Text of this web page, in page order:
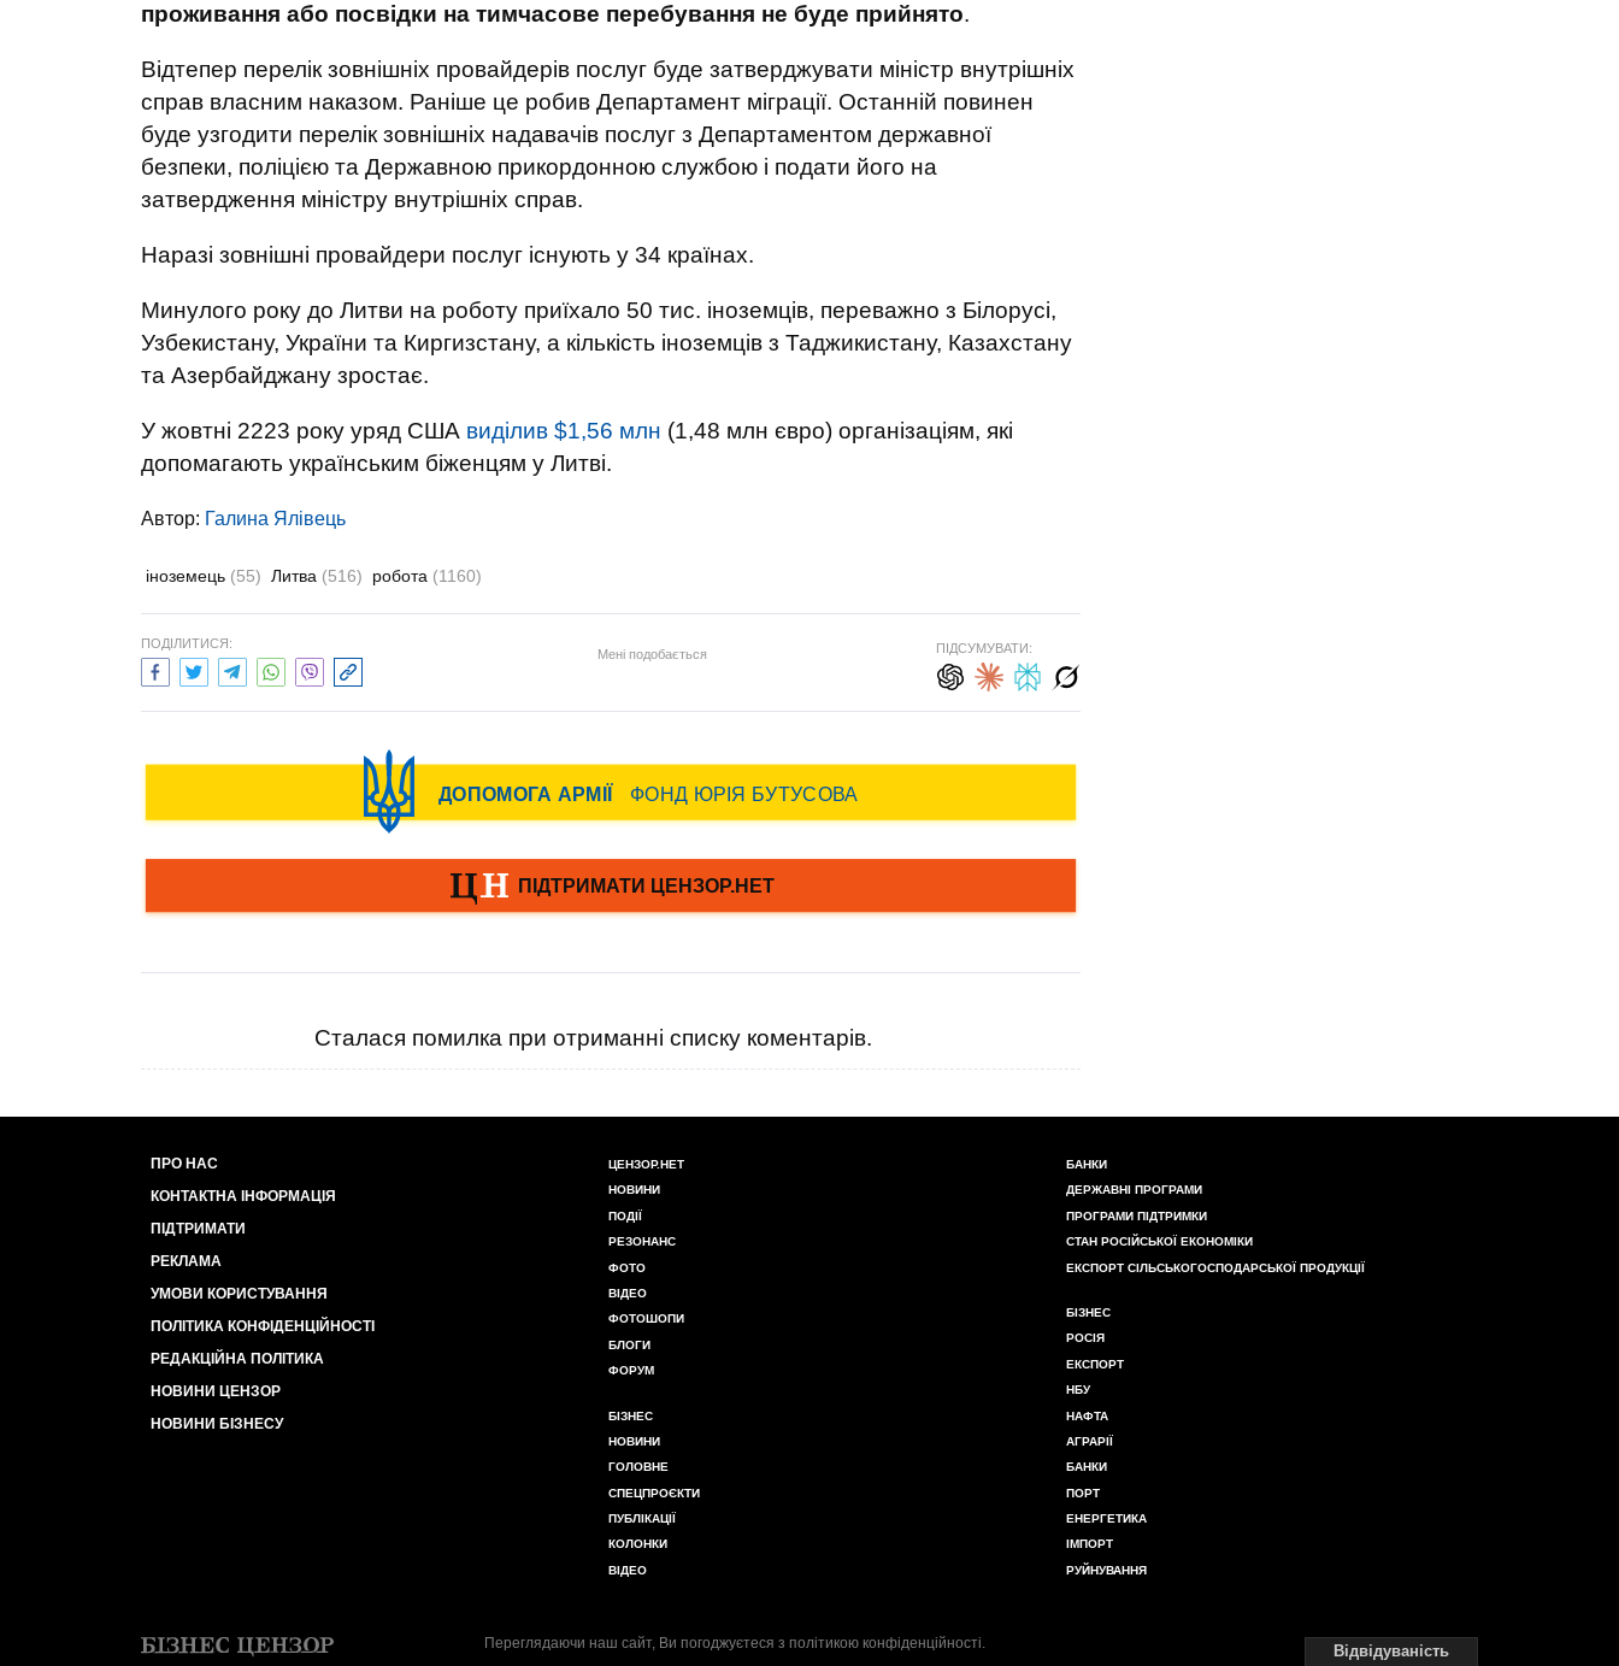
проживання або посвідки на тимчасове перебування не буде прийнято.
Відтепер перелік зовнішніх провайдерів послуг буде затверджувати міністр внутрішніх
справ власним наказом. Раніше це робив Департамент міграції. Останній повинен
буде узгодити перелік зовнішніх надавачів послуг з Департаментом державної
безпеки, поліцією та Державною прикордонною службою і подати його на
затвердження міністру внутрішніх справ.
Наразі зовнішні провайдери послуг існують у 34 країнах.
Минулого року до Литви на роботу приїхало 50 тис. іноземців, переважно з Білорусі,
Узбекистану, України та Киргизстану, а кількість іноземців з Таджикистану, Казахстану
та Азербайджану зростає.
У жовтні 2223 року уряд США виділив $1,56 млн (1,48 млн євро) організаціям, які
допомагають українським біженцям у Литві.
Автор: Галина Ялівець
іноземець (55) Литва (516) робота (1160)
ПОДІЛИТИСЯ:
Мені подобається ПІДСУМУВАТИ:
Сталася помилка при отриманні списку коментарів.
ПРО НАС
КОНТАКТНА ІНФОРМАЦІЯ
ПІДТРИМАТИ
РЕКЛАМА
УМОВИ КОРИСТУВАННЯ
ПОЛІТИКА КОНФІДЕНЦІЙНОСТІ
РЕДАКЦІЙНА ПОЛІТИКА
НОВИНИ ЦЕНЗОР
НОВИНИ БІЗНЕСУ
ЦЕНЗОР.НЕТ
НОВИНИ
ПОДІЇ
РЕЗОНАНС
ФОТО
ВІДЕО
ФОТОШОПИ
БЛОГИ
ФОРУМ
БІЗНЕС
НОВИНИ
ГОЛОВНЕ
СПЕЦПРОЄКТИ
ПУБЛІКАЦІЇ
КОЛОНКИ
ВІДЕО
БАНКИ
ДЕРЖАВНІ ПРОГРАМИ
ПРОГРАМИ ПІДТРИМКИ
СТАН РОСІЙСЬКОЇ ЕКОНОМІКИ
ЕКСПОРТ СІЛЬСЬКОГОСПОДАРСЬКОЇ ПРОДУКЦІЇ
БІЗНЕС
РОСІЯ
ЕКСПОРТ
НБУ
НАФТА
АГРАРІЇ
БАНКИ
ПОРТ
ЕНЕРГЕТИКА
ІМПОРТ
РУЙНУВАННЯ
Переглядаючи наш сайт, Ви погоджуєтеся з політикою конфіденційності.
Відвідуваність